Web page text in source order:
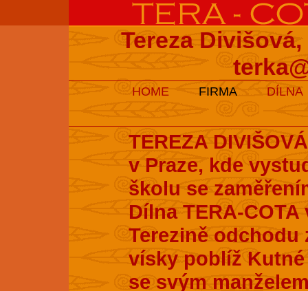
Tereza
HOME FIRMA DÍLNA
TEREZA
v Praze, kde
školu se
Dílna TERA-
Terezině odchodu
vísky poblíž Kutné
se svým